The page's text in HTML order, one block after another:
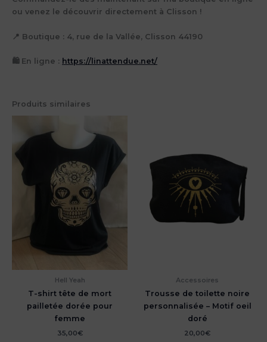
ou venez le découvrir directement à Clisson !
📍 Boutique : 4, rue de la Vallée, Clisson 44190
🛍 En ligne : https://linattendue.net/
Produits similaires
Hell Yeah
T-shirt tête de mort
pailletée dorée pour
femme
35,00€
Accessoires
Trousse de toilette noire
personnalisée – Motif oeil
doré
20,00€